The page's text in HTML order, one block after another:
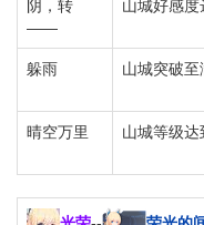
阴，转
——
山城好感
躲雨 山城突破至
晴空万里 山城等级达